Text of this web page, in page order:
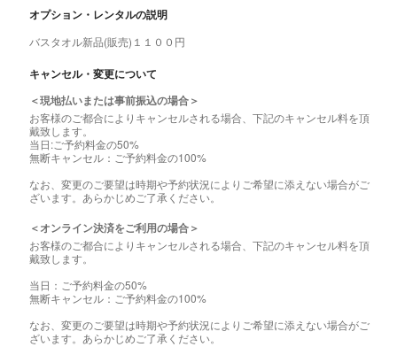
オプション・レンタルの説明
バスタオル新品(販売)１１００円
キャンセル・変更について
＜現地払いまたは事前振込の場合＞
お客様のご都合によりキャンセルされる場合、下記のキャンセル料を頂
戴致します。
当日:ご予約料金の50%
無断キャンセル：ご予約料金の100%
なお、変更のご要望は時期や予約状況によりご希望に添えない場合がご
ざいます。あらかじめご了承ください。
＜オンライン決済をご利用の場合＞
お客様のご都合によりキャンセルされる場合、下記のキャンセル料を頂
戴致します。
当日：ご予約料金の50%
無断キャンセル：ご予約料金の100%
なお、変更のご要望は時期や予約状況によりご希望に添えない場合がご
ざいます。あらかじめご了承ください。